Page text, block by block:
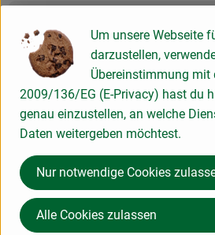
Produktinformationen
Herkunft
82140 Olching Deutschland
zur Webseite
Um unsere Webseite
darzustellen,
Übereinstimmung mit
2009/136/EG (E-Privacy) hast du
genau einzustellen, an welche
Daten weitergeben möchtest.
Nur notwendige Cookies
Alle Cookies zulassen